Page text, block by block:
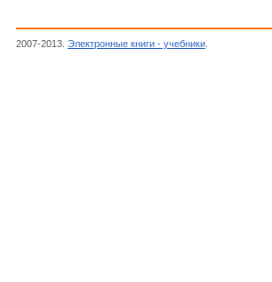
2007-2013. Электронные книги - учебники